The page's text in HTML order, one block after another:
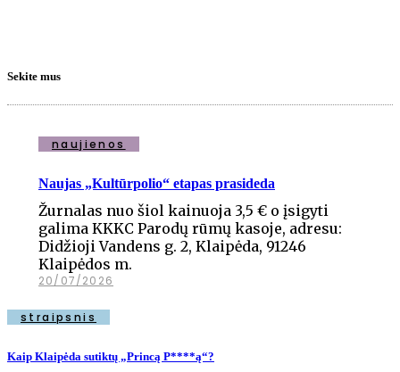
Sekite mus
naujienos
Naujas „Kultūrpolio“ etapas prasideda
Žurnalas nuo šiol kainuoja 3,5 € o įsigyti
galima KKKC Parodų rūmų kasoje, adresu:
Didžioji Vandens g. 2, Klaipėda, 91246
Klaipėdos m.
20/07/2026
straipsnis
Kaip Klaipėda sutiktų „Princą P****ą“?